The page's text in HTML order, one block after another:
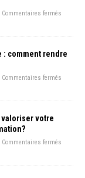
Commentaires fermés
: comment rendre
Commentaires fermés
votre
Commentaires fermés